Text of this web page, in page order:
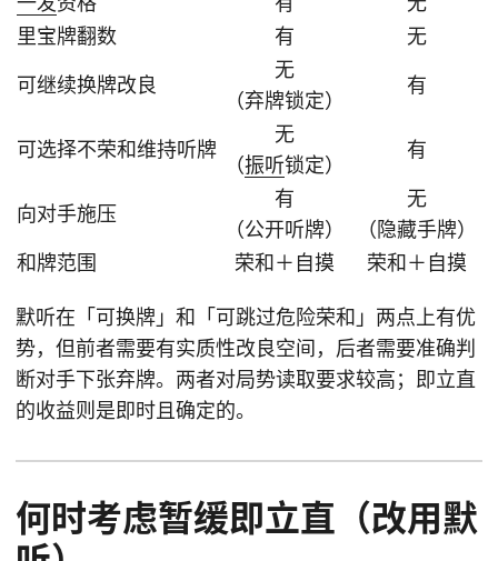
里宝牌翻数
有 无
可继续换牌改良
无
（弃牌锁定）
有
可选择不荣和维持听牌
无
（振听锁定）
有
向对手施压
有
（公开听牌）
无
（隐藏手牌）
和牌范围
荣和＋自摸 荣和＋自摸
默听在「可换牌」和「可跳过危险荣和」两点上有优
势，但前者需要有实质性改良空间，后者需要准确判
断对手下张弃牌。两者对局势读取要求较高；即立直
的收益则是即时且确定的。
何时考虑暂缓即立直（改用默